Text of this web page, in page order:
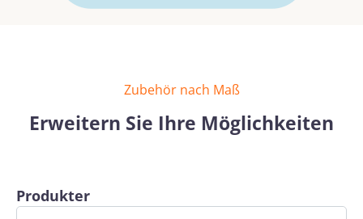
Zubehör nach Maß
Erweitern Sie Ihre Möglichkeiten
Produktgalerie überspringen
Produkter